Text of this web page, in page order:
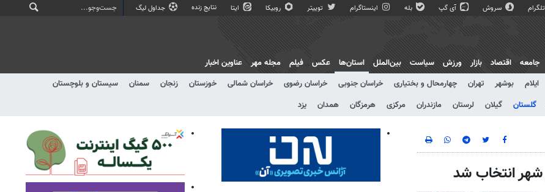
تلگرام سروش آی گپ بله اینستاگرام توییتر روبیکا ایتا نتایج زنده جداول لیگ
جامعه اقتصاد بازار ورزش سیاست بین‌الملل
استان‌ها
ایلام بوشهر تهران چهارمحال و بختیاری خراسان جنوبی خراسان رضوی خراسان شمالی خوزستان زنجان سمنان
سیستان و بلوچستان
گلستان گیلان لرستان مازندران مرکزی هرمزگان همدان یزد
عکس فیلم مجله مهر عناوین اخبار